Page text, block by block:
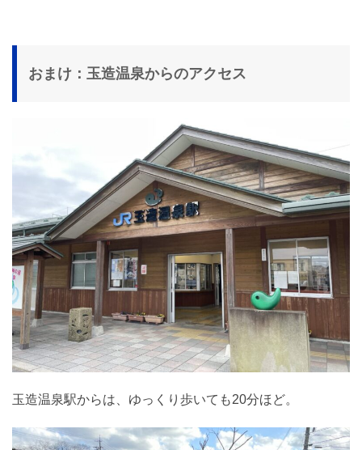
おまけ：玉造温泉からのアクセス
玉造温泉駅からは、ゆっくり歩いても20分ほど。